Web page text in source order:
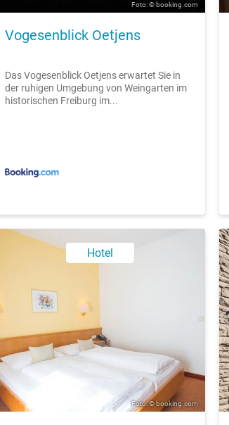
Foto: © booking.com
Vogesenblick Oetjens
Das Vogesenblick Oetjens erwartet Sie in
der ruhigen Umgebung von Weingarten im
historischen Freiburg im...
Hotel
Foto: © booking.com